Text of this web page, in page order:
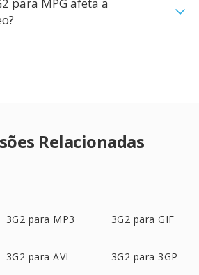
Relacionadas
3G2 para MP3 3G2 para GIF
3G2 para AVI 3G2 para 3GP